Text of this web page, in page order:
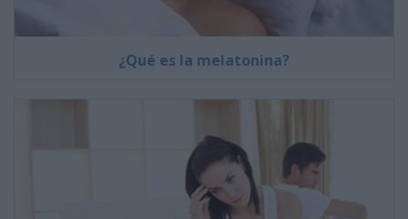
¿Qué es la melatonina?